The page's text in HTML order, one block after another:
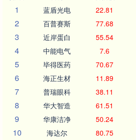
1
蓝盾光电 22.81
2 百普赛斯 77.68
3 近岸蛋白 55.54
4 中能电气 7.6
5 毕得医药 70.67
6 海正生材 11.89
7 普瑞眼科 38.11
8 华大智造 61.51
9 华康洁净 50.24
10 海达尔 80.75